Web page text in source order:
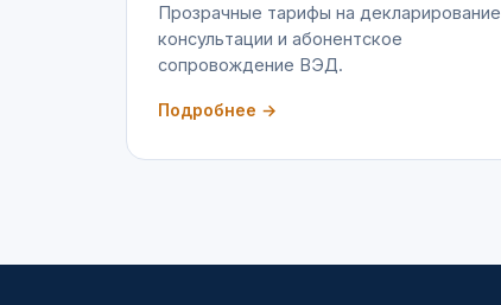
Прозрачные тарифы на декларирование,
консультации и абонентское
сопровождение ВЭД.
Подробнее →